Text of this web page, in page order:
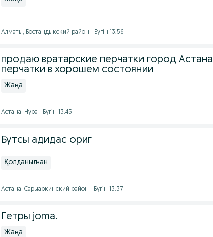
Алматы, Бостандыкский район - Бүгін 13:56
продаю вратарские перчатки город Астана
перчатки в хорошем состоянии
Жаңа
Астана, Нұра - Бүгін 13:45
Бутсы адидас ориг
Қолданылған
Астана, Сарыаркинский район - Бүгін 13:37
Гетры joma.
Жаңа